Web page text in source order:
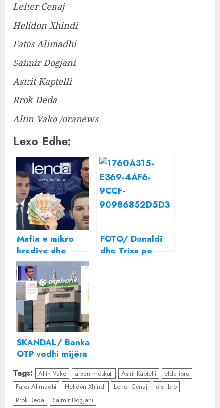
Lefter Cenaj
Helidon Xhindi
Fatos Alimadhi
Saimir Dogjani
Astrit Kaptelli
Rrok Deda
Altin Vako /oranews
Lexo Edhe:
Mafia e mikro
kredive dhe
fajdexhinjtë në
aksion, pse hesht
Banka e
Shqipërisë dhe
lidhjet e
Guvernatorit
Gent Sejko
FOTO/ Donaldi
dhe Trixa po
SKANDAL/ Banka
OTP vodhi mijëra
klientë, Banka e
Shqipërisë e
toleron me gjobë
minimale
Tags: Altin Vako arben meskuti Astrit Kaptelli
elda ibro
Fatos Alimadhi
Helidon Xhindi Lefter Cenaj
olsi ibro
Rrok Deda
Saimir Dogjani